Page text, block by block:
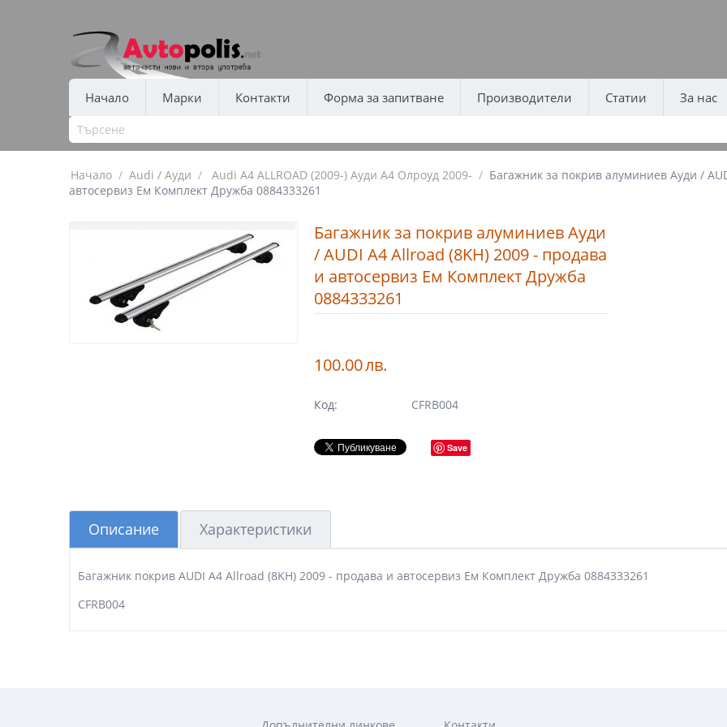
Начало Марки Контакти Форма за запитване Производители Статии За нас
Начало / Audi / Ауди / Audi A4 ALLROAD (2009-) Ауди А4 Олроуд 2009- / Багажник за покрив алуминиев Ауди /
автосервиз Ем Комплект Дружба 0884333261
Багажник за покрив алуминиев Ауди
/ AUDI A4 Allroad (8KH) 2009 - продава
и автосервиз Ем Комплект Дружба
0884333261
100.00лв.
Код: CFRB004
Save
Описание Характеристики
Багажник покрив AUDI A4 Allroad (8KH) 2009 - продава и автосервиз Ем Комплект Дружба 0884333261
CFRB004